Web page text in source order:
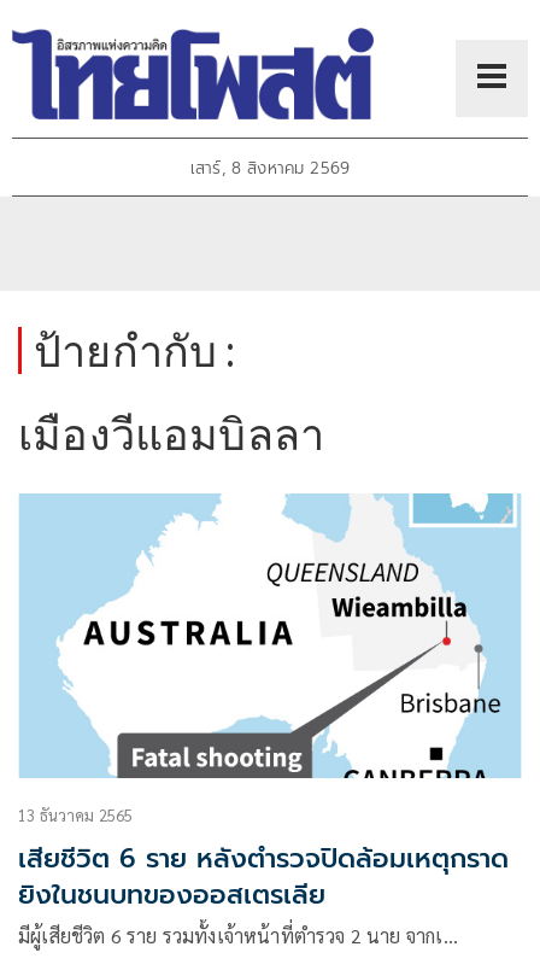
เสาร์, 8 สิงหาคม 2569
ป้ายกำกับ :
เมืองวีแอมบิลลา
13 ธันวาคม 2565
เสียชีวิต 6 ราย หลังตำรวจปิดล้อมเหตุกราด
ยิงในชนบทของออสเตรเลีย
มีผู้เสียชีวิต 6 ราย รวมทั้งเจ้าหน้าที่ตำรวจ 2 นาย จากเ…